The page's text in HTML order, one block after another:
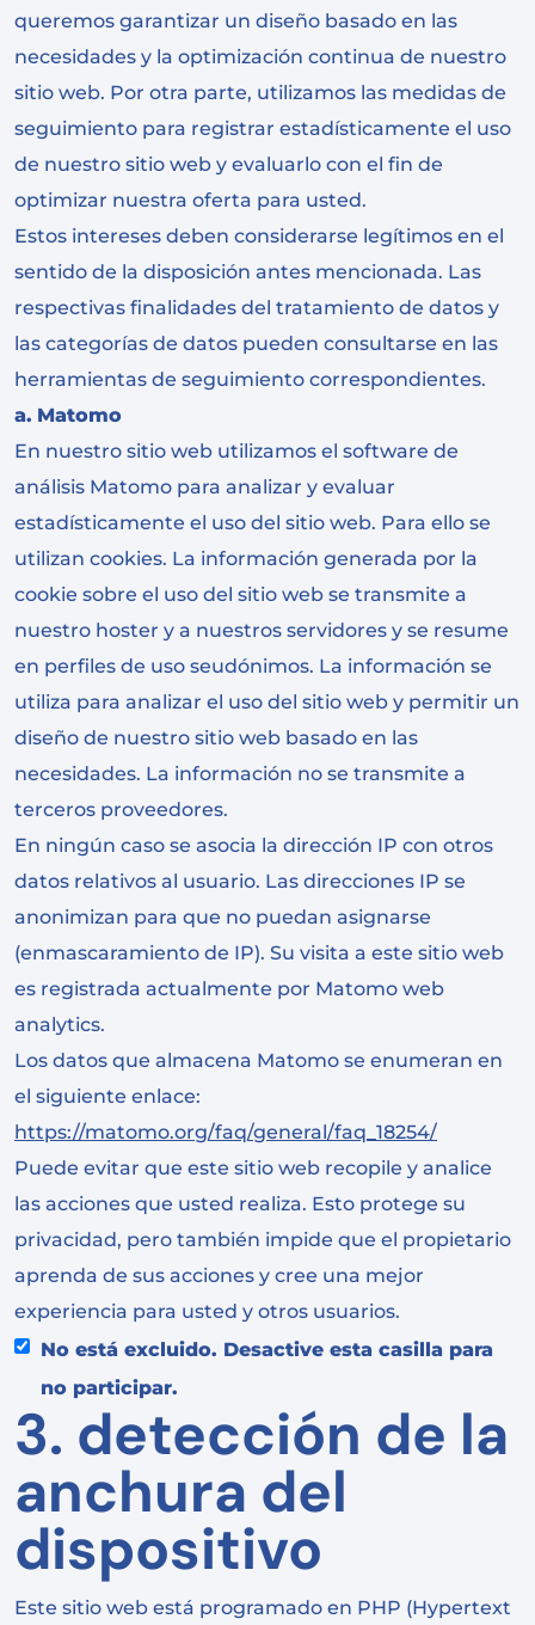
queremos garantizar un diseño basado en las
necesidades y la optimización continua de nuestro
sitio web. Por otra parte, utilizamos las medidas de
seguimiento para registrar estadísticamente el uso
de nuestro sitio web y evaluarlo con el fin de
optimizar nuestra oferta para usted.
Estos intereses deben considerarse legítimos en el
sentido de la disposición antes mencionada. Las
respectivas finalidades del tratamiento de datos y
las categorías de datos pueden consultarse en las
herramientas de seguimiento correspondientes.
a. Matomo
En nuestro sitio web utilizamos el software de
análisis Matomo para analizar y evaluar
estadísticamente el uso del sitio web. Para ello se
utilizan cookies. La información generada por la
cookie sobre el uso del sitio web se transmite a
nuestro hoster y a nuestros servidores y se resume
en perfiles de uso seudónimos. La información se
utiliza para analizar el uso del sitio web y permitir un
diseño de nuestro sitio web basado en las
necesidades. La información no se transmite a
terceros proveedores.
En ningún caso se asocia la dirección IP con otros
datos relativos al usuario. Las direcciones IP se
anonimizan para que no puedan asignarse
(enmascaramiento de IP). Su visita a este sitio web
es registrada actualmente por Matomo web
analytics.
Los datos que almacena Matomo se enumeran en
el siguiente enlace:
https://matomo.org/faq/general/faq_18254/
Puede evitar que este sitio web recopile y analice
las acciones que usted realiza. Esto protege su
privacidad, pero también impide que el propietario
aprenda de sus acciones y cree una mejor
experiencia para usted y otros usuarios.
No está excluido. Desactive esta casilla para
no participar.
3. detección de la
anchura del
dispositivo
Este sitio web está programado en PHP (Hypertext